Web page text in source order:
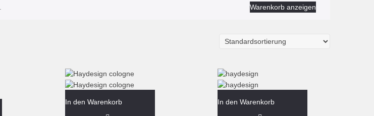
Warenkorb anzeigen
In den Warenkorb In den Warenkorb